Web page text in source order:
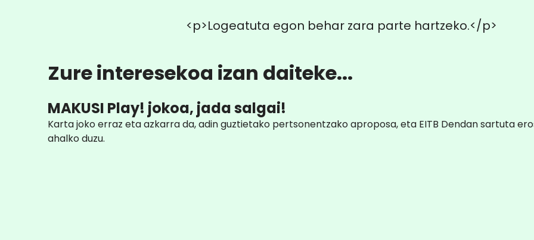
<p>Logeatuta egon behar zara parte hartzeko.</p>
Zure interesekoa izan daiteke...
MAKUSI Play! jokoa, jada salgai!
Karta joko erraz eta azkarra da, adin guztietako pertsonentzako aproposa, eta EITB Dendan sartuta
ahalko duzu.